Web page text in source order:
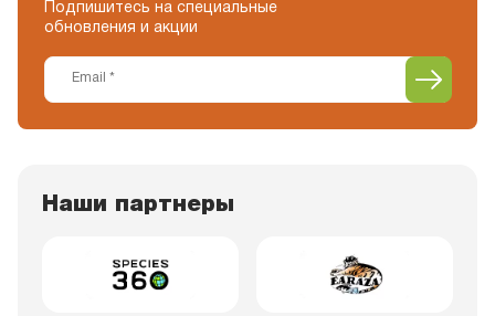
Подпишитесь на специальные
обновления и акции
Наши партнеры